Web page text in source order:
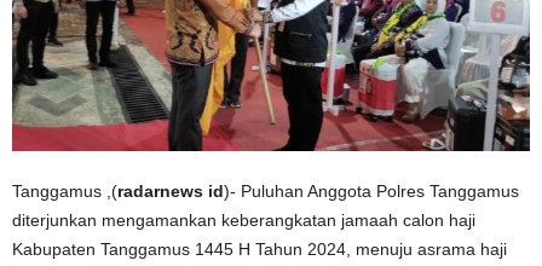
Tanggamus ,(radarnews id)- Puluhan Anggota Polres Tanggamus
diterjunkan mengamankan keberangkatan jamaah calon haji
Kabupaten Tanggamus 1445 H Tahun 2024, menuju asrama haji